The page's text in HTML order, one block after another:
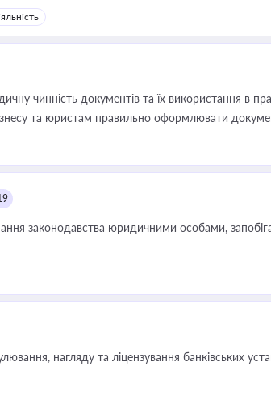
юриста або бухгалтера під час оподаткування,
статусу суб'єктів оціночної діяльності
чинність документів та їх використання в
та юристам правильно оформлювати
влади та контрагентами
законодавства юридичними особами,
нагляду та ліцензування банківських